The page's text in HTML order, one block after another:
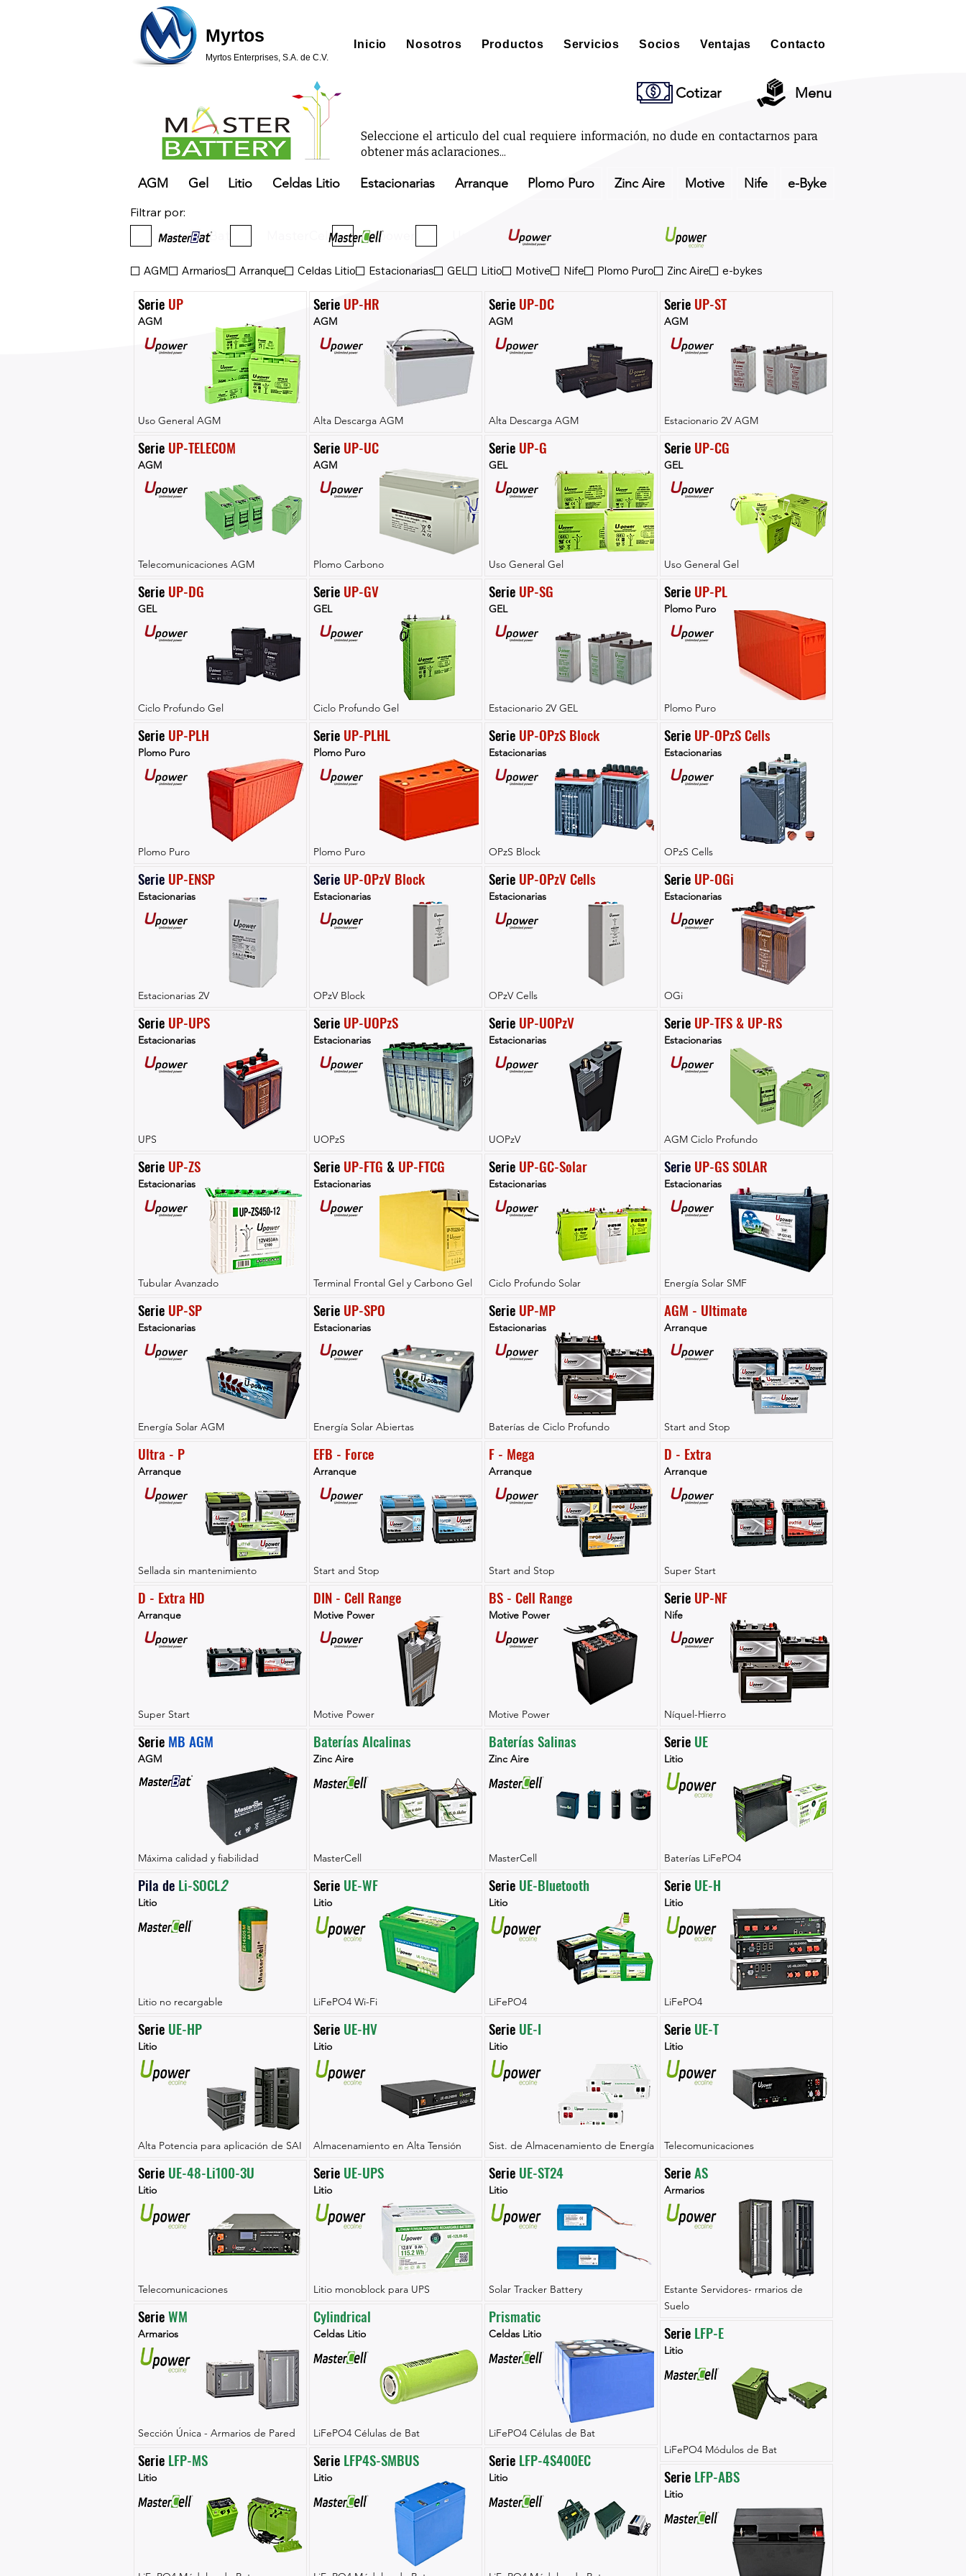
Myrtos
Myrtos Enterprises, S.A. de C.V.
Inicio Nosotros Productos Servicios Socios Ventajas Contacto
Cotizar Menu
Seleccione el articulo del cual requiere información, no dude en contactarnos para
obtener más aclaraciones...
AGM Gel Litio Celdas Litio Estacionarias Arranque Plomo Puro Zinc Aire Motive Nife e-Byke
Filtrar por:
MasterBat MasterCell Upower Upower Eco
AGM Armarios Arranque Celdas Litio Estacionarias GEL Litio Motive Nife Plomo Puro Zinc Aire e-bykes
Serie UP
AGM
Uso General AGM
Serie UP-TELECOM
AGM
Telecomunicaciones AGM
Serie UP-DG
GEL
Ciclo Profundo Gel
Serie UP-PLH
Plomo Puro
Plomo Puro
Serie UP-ENSP
Estacionarias
Estacionarias 2V
Serie UP-UPS
Estacionarias
UPS
Serie UP-ZS
Estacionarias
Tubular Avanzado
Serie UP-SP
Estacionarias
Energía Solar AGM
Ultra - P
Arranque
Sellada sin mantenimiento
D - Extra HD
Arranque
Super Start
Serie MB AGM
AGM
Máxima calidad y fiabilidad
Pila de Li-SOCL2
Litio
Litio no recargable
Serie UE-HP
Litio
Alta Potencia para aplicación de SAI
Serie UE-48-Li100-3U
Litio
Telecomunicaciones
Serie WM
Armarios
Sección Única - Armarios de Pared
Serie LFP-MS
Litio
Serie UP-HR
AGM
Alta Descarga AGM
Serie UP-UC
AGM
Plomo Carbono
Serie UP-GV
GEL
Ciclo Profundo Gel
Serie UP-PLHL
Plomo Puro
Plomo Puro
Serie UP-OPzV Block
Estacionarias
OPzV Block
Serie UP-UOPzS
Estacionarias
UOPzS
Serie UP-FTG & UP-FTCG
Estacionarias
Terminal Frontal Gel y Carbono Gel
Serie UP-SPO
Estacionarias
Energía Solar Abiertas
EFB - Force
Arranque
Start and Stop
DIN - Cell Range
Motive Power
Motive Power
Baterías Alcalinas
Zinc Aire
MasterCell
Serie UE-WF
Litio
LiFePO4 Wi-Fi
Serie UE-HV
Litio
Almacenamiento en Alta Tensión
Serie UE-UPS
Litio
Litio monoblock para UPS
Cylindrical
Celdas Litio
LiFePO4 Células de Bat
Serie LFP4S-SMBUS
Litio
Serie UP-DC
AGM
Alta Descarga AGM
Serie UP-G
GEL
Uso General Gel
Serie UP-SG
GEL
Estacionario 2V GEL
Serie UP-OPzS Block
Estacionarias
OPzS Block
Serie UP-OPzV Cells
Estacionarias
OPzV Cells
Serie UP-UOPzV
Estacionarias
UOPzV
Serie UP-GC-Solar
Estacionarias
Ciclo Profundo Solar
Serie UP-MP
Estacionarias
Baterías de Ciclo Profundo
F - Mega
Arranque
Start and Stop
BS - Cell Range
Motive Power
Motive Power
Baterías Salinas
Zinc Aire
MasterCell
Serie UE-Bluetooth
Litio
LiFePO4
Serie UE-I
Litio
Sist. de Almacenamiento de Energía
Serie UE-ST24
Litio
Solar Tracker Battery
Prismatic
Celdas Litio
LiFePO4 Células de Bat
Serie LFP-4S400EC
Litio
Serie UP-ST
AGM
Estacionario 2V AGM
Serie UP-CG
GEL
Uso General Gel
Serie UP-PL
Plomo Puro
Plomo Puro
Serie UP-OPzS Cells
Estacionarias
OPzS Cells
Serie UP-OGi
Estacionarias
OGi
Serie UP-TFS & UP-RS
Estacionarias
AGM Ciclo Profundo
Serie UP-GS SOLAR
Estacionarias
Energía Solar SMF
AGM - Ultimate
Arranque
Start and Stop
D - Extra
Arranque
Super Start
Serie UP-NF
Nife
Níquel-Hierro
Serie UE
Litio
Baterías LiFePO4
Serie UE-H
Litio
LiFePO4
Serie UE-T
Litio
Telecomunicaciones
Serie AS
Armarios
Estante Servidores- rmarios de
Suelo
Serie LFP-E
Litio
LiFePO4 Módulos de Bat
Serie LFP-ABS
Litio